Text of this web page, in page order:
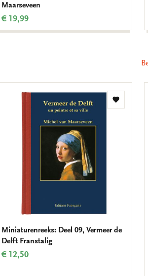
Maarseveen
€ 19,99
Toevoegen
Miniaturenreeks: Deel 09, Vermeer de
Delft Franstalig
€ 12,50